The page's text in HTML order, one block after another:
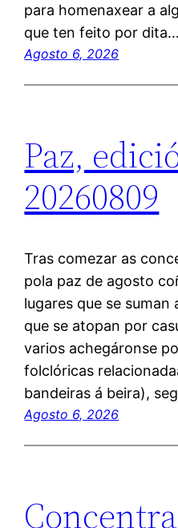
para homenaxear a
que ten feito por dita…
Agosto 6, 2026
Paz,
20260809
Tras comezar as
pola paz de agosto
lugares que se
que se atopan por
varios achegáronse
folclóricas
bandeiras á beira),
Agosto 6, 2026